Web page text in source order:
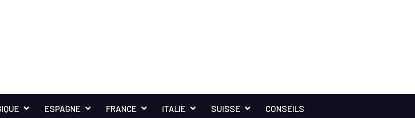
ESPAGNE FRANCE ITALIE SUISSE CONSEILS